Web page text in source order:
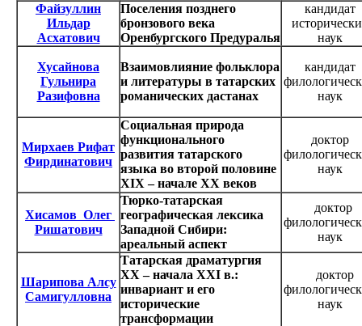
Файзуллин
Ильдар
Асхатович
Поселения позднего
бронзового века
Оренбургского Предуралья
кандидат
наук
Хусайнова
Гульнира
Разифовна
Взаимовлияние фольклора
и литературы в татарских
романических дастанах
кандидат
наук
Мирхаев Рифат
Фирдинатович
Социальная природа
функционального
развития татарского
языка во второй половине
XIX – начале XX веков
доктор
наук
Хисамов Олег
Ришатович
Тюрко-татарская
географическая лексика
Западной Сибири:
ареальный аспект
доктор
наук
Шарипова Алсу
Самигулловна
Татарская драматургия
XX – начала XXI в.:
инвариант и его
исторические
трансформации
доктор
наук